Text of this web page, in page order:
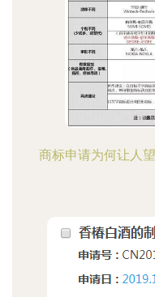
商标申请为何让人